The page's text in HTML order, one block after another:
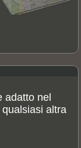
adatto nel
altra